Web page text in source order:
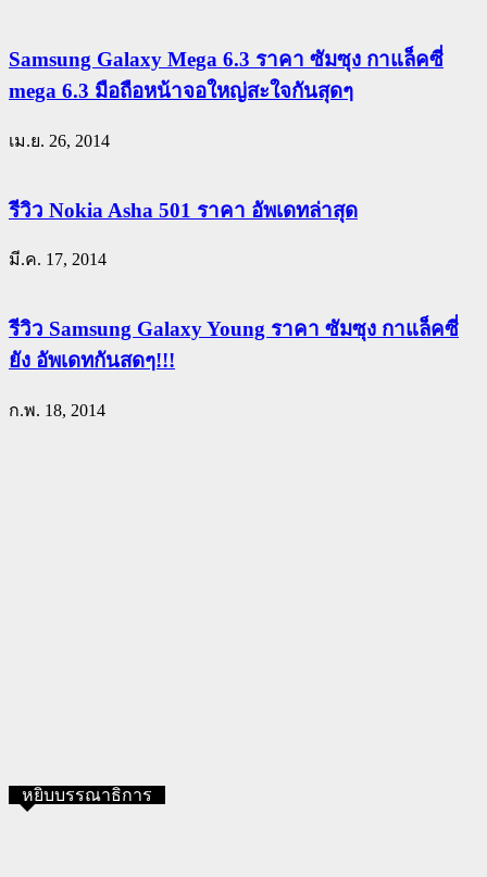
Samsung Galaxy Mega 6.3 ราคา ซัมซุง กาแล็คซี่
mega 6.3 มือถือหน้าจอใหญ่สะใจกันสุดๆ
เม.ย. 26, 2014
รีวิว Nokia Asha 501 ราคา อัพเดทล่าสุด
มี.ค. 17, 2014
รีวิว Samsung Galaxy Young ราคา ซัมซุง กาแล็คซี่
ยัง อัพเดทกันสดๆ!!!
ก.พ. 18, 2014
หยิบบรรณาธิการ